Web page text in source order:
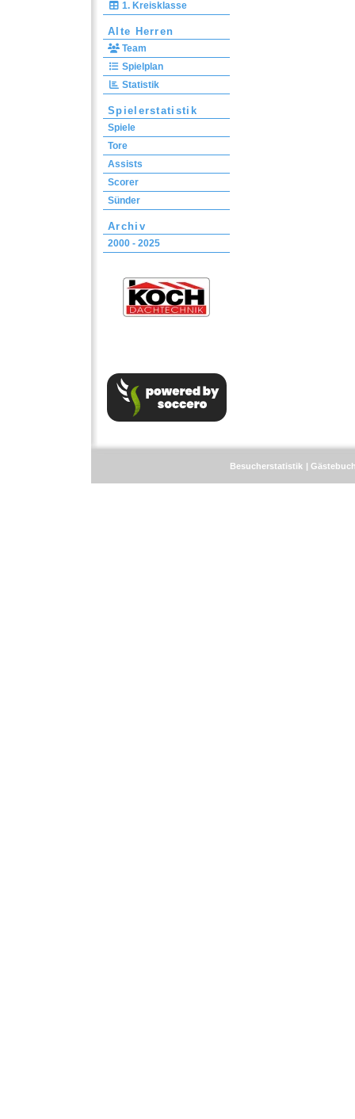
1. Kreisklasse
Alte Herren
Team
Spielplan
Statistik
Spielerstatistik
Spiele
Tore
Assists
Scorer
Sünder
Archiv
2000 - 2025
Besucherstatistik